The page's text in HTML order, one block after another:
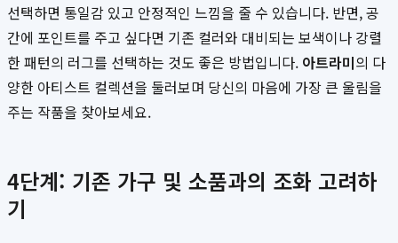
선택하면 통일감 있고 안정적인 느낌을 줄 수 있습니다. 반면, 공
간에 포인트를 주고 싶다면 기존 컬러와 대비되는 보색이나 강렬
한 패턴의 러그를 선택하는 것도 좋은 방법입니다. 아트라미의 다
양한 아티스트 컬렉션을 둘러보며 당신의 마음에 가장 큰 울림을
주는 작품을 찾아보세요.
4단계: 기존 가구 및 소품과의 조화 고려하
기